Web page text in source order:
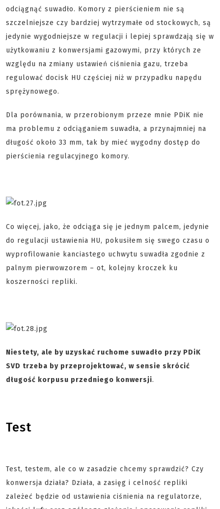
odciągnąć suwadło. Komory z pierścieniem nie są
szczelniejsze czy bardziej wytrzymałe od stockowych, są
jedynie wygodniejsze w regulacji i lepiej sprawdzają się w
użytkowaniu z konwersjami gazowymi, przy których ze
względu na zmiany ustawień ciśnienia gazu, trzeba
regulować docisk HU częściej niż w przypadku napędu
sprężynowego.
Dla porównania, w przerobionym przeze mnie PDiK nie
ma problemu z odciąganiem suwadła, a przynajmniej na
długość około 33 mm, tak by mieć wygodny dostęp do
pierścienia regulacyjnego komory.
Co więcej, jako, że odciąga się je jednym palcem, jedynie
do regulacji ustawienia HU, pokusiłem się swego czasu o
wyprofilowanie kanciastego uchwytu suwadła zgodnie z
palnym pierwowzorem – ot, kolejny kroczek ku
koszerności repliki.
Niestety, ale by uzyskać ruchome suwadło przy PDiK
SVD trzeba by przeprojektować, w sensie skrócić
długość korpusu przedniego konwersji.
Test
Test, testem, ale co w zasadzie chcemy sprawdzić? Czy
konwersja działa? Działa, a zasięg i celność repliki
zależeć będzie od ustawienia ciśnienia na regulatorze,